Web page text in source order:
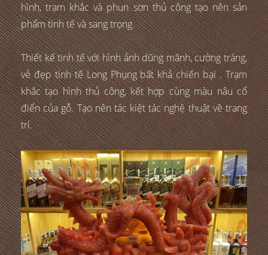
hình, trạm khắc và phun sơn thủ công tạo nên sản
phẩm tinh tế và sang trọng.
Thiết kế tinh tế với hình ảnh dũng mãnh, cường tráng,
vẻ đẹp tinh tế Long Phụng bất khả chiến bại . Trạm
khắc tạo hình thủ công, kết hợp cùng màu nâu cổ
điển của gỗ. Tạo nên tác kiệt tác nghệ thuật về trang
trí.